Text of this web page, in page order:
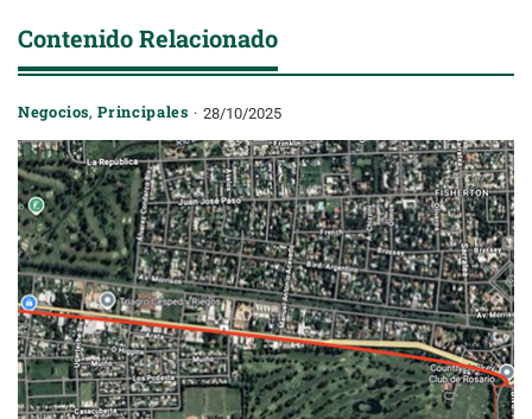
Contenido Relacionado
Negocios,Principales 28/10/2025